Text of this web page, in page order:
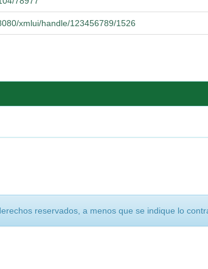
xmlui/handle/123456789/1526
reservados, a menos que se indique lo